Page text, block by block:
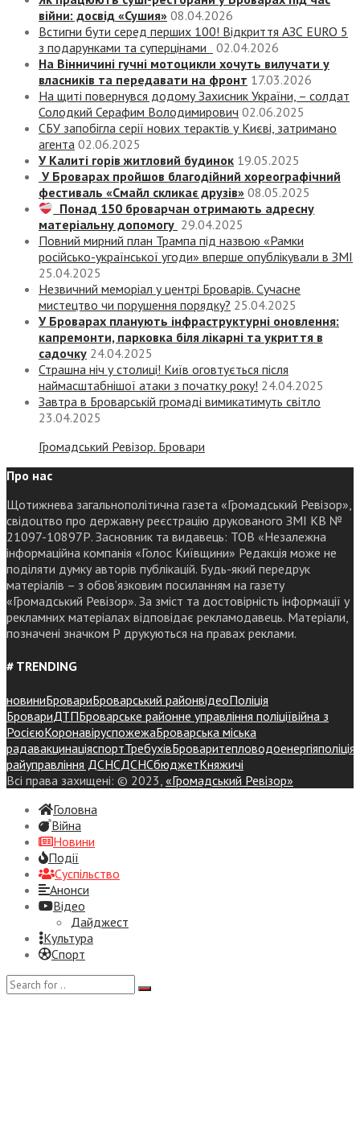
війни: досвід «Сушия» 08.04.2026
Встигни бути серед перших 100! Відкриття АЗС EURO 5
з подарунками та суперцінами
02.04.2026
На Вінничині гучні мотоцикли хочуть вилучати у
власників та передавати на фронт 17.03.2026
На щиті повернувся додому Захисник України, – солдат
Солодкий Серафим Володимирович 02.06.2025
СБУ запобігла серії нових терактів у Києві, затримано
агента 02.06.2025
У Калиті горів житловий будинок 19.05.2025
У Броварах пройшов благодійний хореографічний
фестиваль «Смайл скликає друзів» 08.05.2025
Понад 150 броварчан отримають адресну
матеріальну допомогу 29.04.2025
Повний мирний план Трампа під назвою «‎Рамки
російсько-української угоди» вперше опублікували в ЗМІ
25.04.2025
Незвичний меморіал у центрі Броварів. Сучасне
мистецтво чи порушення порядку? 25.04.2025
У Броварах планують інфраструктурні оновлення:
капремонти, парковка біля лікарні та укриття в
садочку 24.04.2025
Страшна ніч у столиці! Київ оговтується після
наймасштабнішої атаки з початку року! 24.04.2025
Завтра в Броварській громаді вимикатимуть світло
23.04.2025
Громадський Ревізор. Бровари
Про нас
Щотижнева загальнополітична газета «Громадський Ревізор»,
свідоцтво про державну реєстрацію друкованого ЗМІ КВ №
21097-10897Р. Засновник та видавець: ТОВ «Незалежна
інформаційна компанія «Голос Київщини» Редакція може не
поділяти думку авторів публікацій. Будь-який передрук
матеріалів – з обов’язковим посиланням на газету
«Громадський Ревізор». За зміст та достовірність інформації у
рекламних матеріалах відповідає рекламодавець. Матеріали,
позначені значком Р друкуються на правах реклами.
# TRENDING
новиниБровариБроварський районвідеоПоліція
БровариДТПБроварське районне управління поліціївійна з
РосієюКоронавіруспожежаБроварська міська
радавакцинаціяспортТребухівБроваритепловодоенергіяполіція
райуправління ДСНСДСНСбюджетКняжичі
Всі права захищені: © 2023, «Громадський Ревізор»
Головна
Війна
Новини
Події
Суспiльство
Анонси
Відео
Дайджест
Культура
Спорт